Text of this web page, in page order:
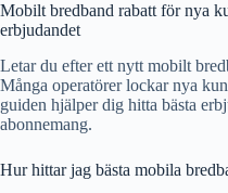
Mobilt bredband rabatt för nya
erbjudandet
Letar du efter ett nytt mobilt
Många operatörer lockar nya
guiden hjälper dig hitta bästa
abonnemang.
Hur hittar jag bästa mobila